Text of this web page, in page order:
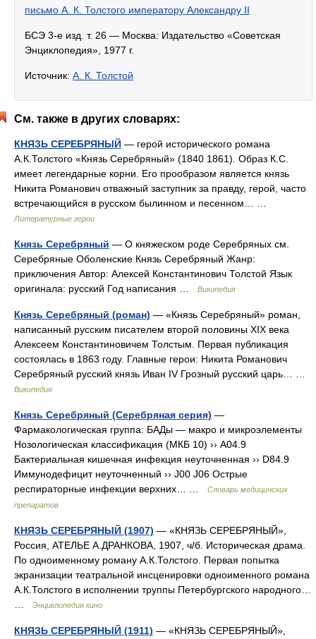
письмо А. К. Толстого императору Александру II
БСЭ 3-е изд. т. 26 — Москва: Издательство «Советская
Энциклопедия», 1977 г.
Источник: А. К. Толстой
См. также в других словарях:
КНЯЗЬ СЕРЕБРЯНЫЙ — герой исторического романа
А.К.Толстого «Князь Серебряный» (1840 1861). Образ К.С.
имеет легендарные корни. Его прообразом является князь
Никита Романович отважный заступник за правду, герой, часто
встречающийся в русском былинном и песенном… …
Литературные герои
Князь Серебряный — О княжеском роде Серебряных см.
Серебряные Оболенские Князь Серебряный Жанр:
приключения Автор: Алексей Константинович Толстой Язык
оригинала: русский Год написания …
Википедия
Князь Серебряный (роман) — «Князь Серебряный» роман,
написанный русским писателем второй половины XIX века
Алексеем Константиновичем Толстым. Первая публикация
состоялась в 1863 году. Главные герои: Никита Романович
Серебряный русский князь Иван IV Грозный русский царь… …
Википедия
Князь Серебряный (Серебряная серия) —
Фармакологическая группа: БАДы — макро и микроэлементы
Нозологическая классификация (МКБ 10) ›› A04.9
Бактериальная кишечная инфекция неуточненная ›› D84.9
Иммунодефицит неуточненный ›› J00 J06 Острые
респираторные инфекции верхних… …
Словарь медицинских
препаратов
КНЯЗЬ СЕРЕБРЯНЫЙ (1907) — «КНЯЗЬ СЕРЕБРЯНЫЙ»,
Россия, АТЕЛЬЕ А.ДРАНКОВА, 1907, ч/б. Историческая драма.
По одноименному роману А.К.Толстого. Первая попытка
экранизации театральной инсценировки одноименного романа
А.К.Толстого в исполнении труппы Петербургского народного…
…
Энциклопедия кино
КНЯЗЬ СЕРЕБРЯНЫЙ (1911) — «КНЯЗЬ СЕРЕБРЯНЫЙ»,